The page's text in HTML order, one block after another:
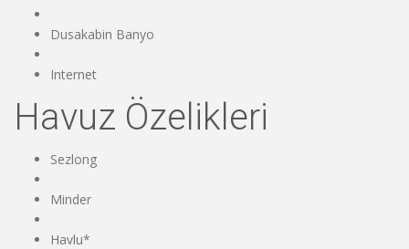
Dusakabin Banyo
Internet
Havuz Özelikleri
Sezlong
Minder
Havlu*